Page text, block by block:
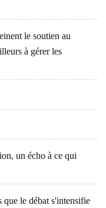
le soutien au
à gérer les
un écho à ce qui
que le débat s'intensifie